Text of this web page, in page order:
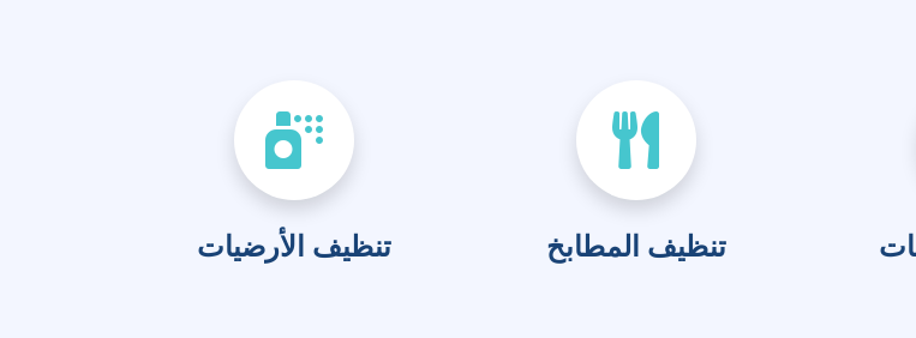
تنظيف المطابخ تنظيف الأرضيات